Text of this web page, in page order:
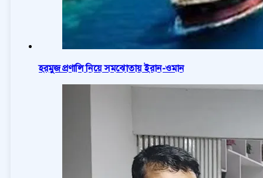
হরমুজ প্রণালি নিয়ে সমঝোতায় ইরান-ওমান